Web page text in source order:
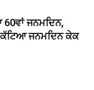
ਜਨਮਦਿਨ,
ਕੱਟਿਆ ਜਨਮਦਿਨ ਕੇਕ